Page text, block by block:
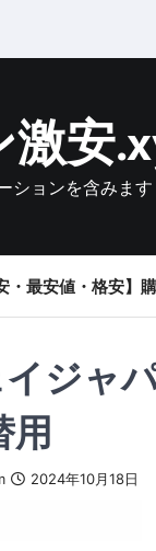
安
ションを含みます
・最安値・格安
ジャ
2024年10月18日